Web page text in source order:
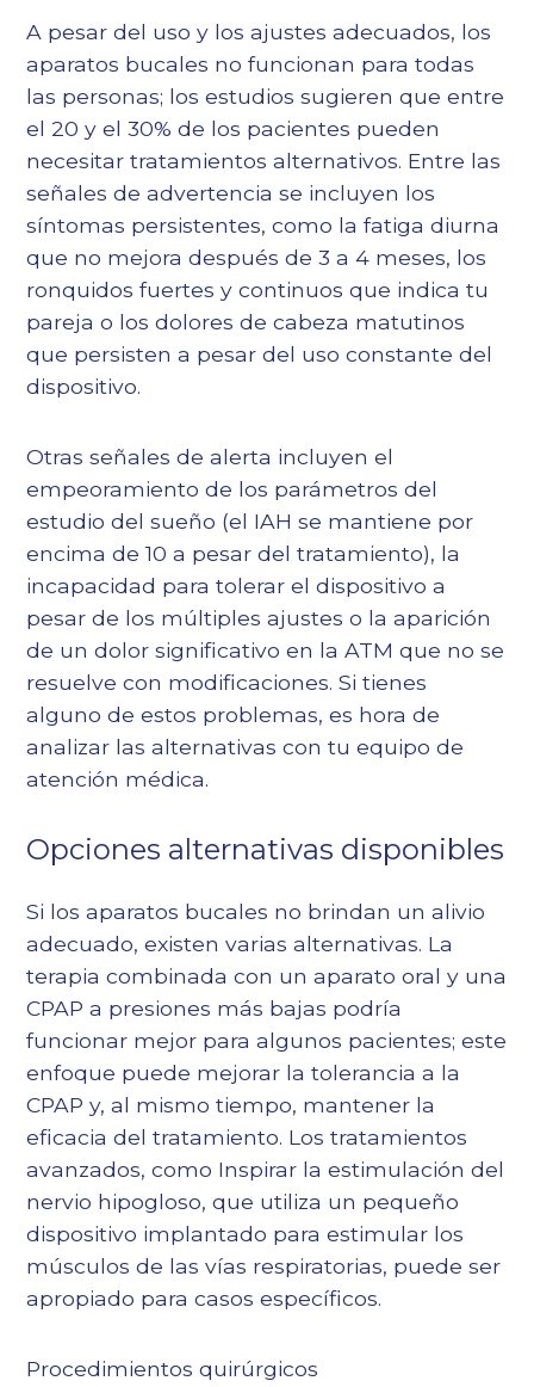
A pesar del uso y los ajustes adecuados, los
aparatos bucales no funcionan para todas
las personas; los estudios sugieren que entre
el 20 y el 30% de los pacientes pueden
necesitar tratamientos alternativos. Entre las
señales de advertencia se incluyen los
síntomas persistentes, como la fatiga diurna
que no mejora después de 3 a 4 meses, los
ronquidos fuertes y continuos que indica tu
pareja o los dolores de cabeza matutinos
que persisten a pesar del uso constante del
dispositivo.
Otras señales de alerta incluyen el
empeoramiento de los parámetros del
estudio del sueño (el IAH se mantiene por
encima de 10 a pesar del tratamiento), la
incapacidad para tolerar el dispositivo a
pesar de los múltiples ajustes o la aparición
de un dolor significativo en la ATM que no se
resuelve con modificaciones. Si tienes
alguno de estos problemas, es hora de
analizar las alternativas con tu equipo de
atención médica.
Opciones alternativas disponibles
Si los aparatos bucales no brindan un alivio
adecuado, existen varias alternativas. La
terapia combinada con un aparato oral y una
CPAP a presiones más bajas podría
funcionar mejor para algunos pacientes; este
enfoque puede mejorar la tolerancia a la
CPAP y, al mismo tiempo, mantener la
eficacia del tratamiento. Los tratamientos
avanzados, como Inspirar la estimulación del
nervio hipogloso, que utiliza un pequeño
dispositivo implantado para estimular los
músculos de las vías respiratorias, puede ser
apropiado para casos específicos.
Procedimientos quirúrgicos